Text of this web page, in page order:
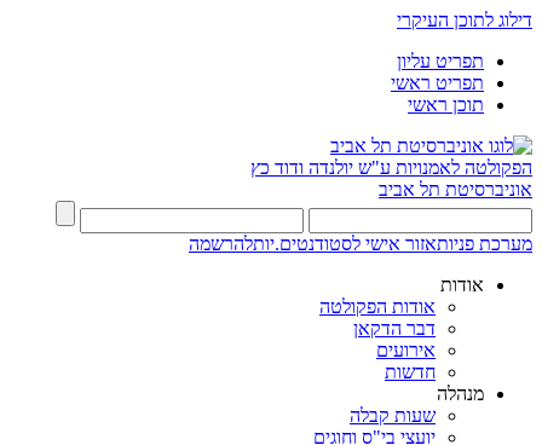
דילוג לתוכן העיקרי
תפריט עליון
תפריט ראשי
תוכן ראשי
הפקולטה לאמנויות ע"ש יולנדה ודוד כץ
אוניברסיטת תל אביב
מערכת פניותאזור אישי לסטודנטים.יותלהרשמה
אודות
אודות הפקולטה
דבר הדקאן
אירועים
חדשות
מנהלה
שעות קבלה
יועצי בי"ס וחוגים